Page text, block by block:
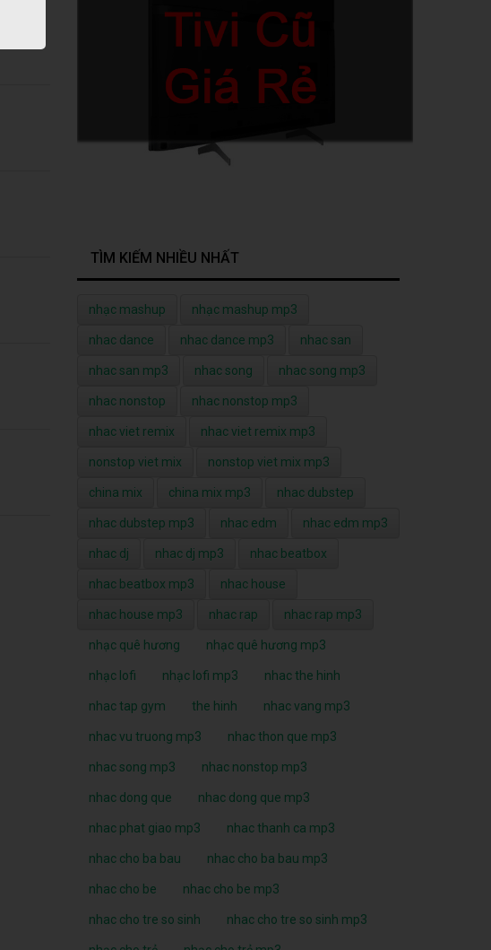
TÌM KIẾM NHIỀU NHẤT
nhạc mashup nhạc mashup mp3
nhac dance nhac dance mp3 nhac san
nhac san mp3 nhac song nhac song mp3
nhac nonstop nhac nonstop mp3
nhac viet remix nhac viet remix mp3
nonstop viet mix nonstop viet mix mp3
china mix china mix mp3 nhac dubstep
nhac dubstep mp3 nhac edm nhac edm mp3
nhac dj nhac dj mp3 nhac beatbox
nhac beatbox mp3 nhac house
nhac house mp3 nhac rap nhac rap mp3
nhạc quê hương nhạc quê hương mp3
nhạc lofi nhạc lofi mp3 nhac the hinh
nhac tap gym the hinh nhac vang mp3
nhac vu truong mp3 nhac thon que mp3
nhac song mp3 nhac nonstop mp3
nhac dong que nhac dong que mp3
nhac phat giao mp3 nhac thanh ca mp3
nhac cho ba bau nhac cho ba bau mp3
nhac cho be nhac cho be mp3
nhac cho tre so sinh nhac cho tre so sinh mp3